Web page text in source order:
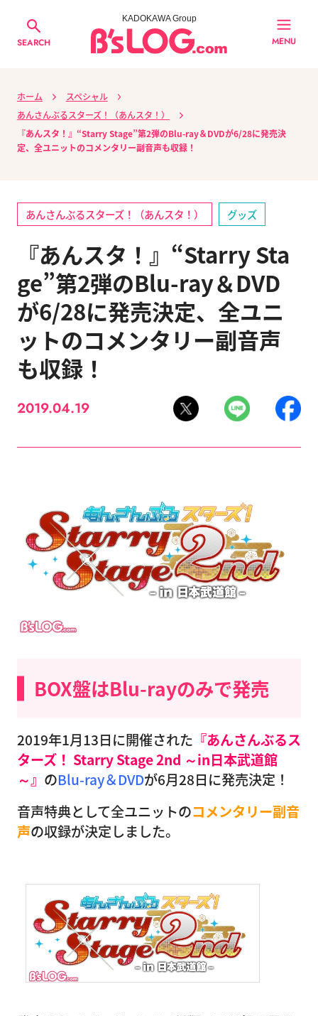
SEARCH
KADOKAWA Group
MENU
ホーム
スペシャル
あんさんぶるスターズ！（あんスタ！）
『あんスタ！』“Starry Stage”第2弾のBlu-ray＆DVDが6/28に発売決
定、全ユニットのコメンタリー副音声も収録！
あんさんぶるスターズ！（あんスタ！） グッズ
『あんスタ！』“Starry Sta
ge”第2弾のBlu-ray＆DVD
が6/28に発売決定、全ユニ
ットのコメンタリー副音声
も収録！
2019.04.19
BOX盤はBlu-rayのみで発売
2019年1月13日に開催された 『あんさんぶるス
ターズ！ Starry Stage 2nd ～in日本武道館
～』 のBlu-ray＆DVDが6月28日に発売決定！
音声特典として全ユニットのコメンタリー副音
声の収録が決定しました。